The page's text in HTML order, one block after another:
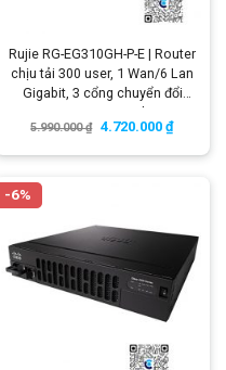
Rujie RG-EG310GH-P-E | Router
chịu tải 300 user, 1 Wan/6 Lan
Gigabit, 3 cổng chuyển đổi
WAN-LAN Gigabit
5.990.000₫ 4.720.000 ₫
-6%